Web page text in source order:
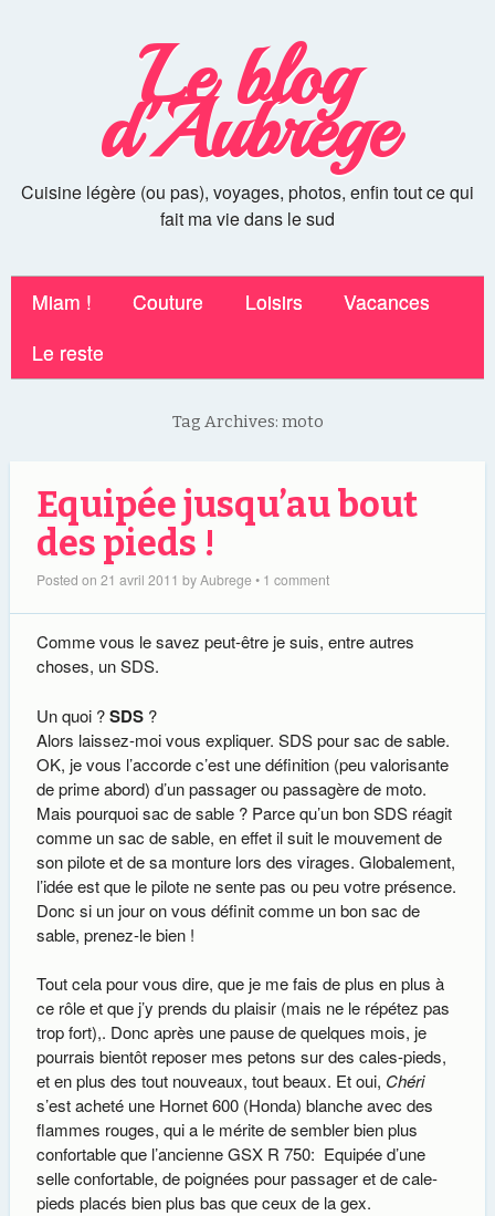
Le blog
d'Aubrege
Cuisine légère (ou pas), voyages, photos, enfin tout ce qui
fait ma vie dans le sud
Miam ! Couture Loisirs
Vacances
Le reste
Tag Archives: moto
Equipée jusqu’au bout
des pieds !
Posted on 21 avril 2011 byAubrege • 1 comment
Comme vous le savez peut-être je suis, entre autres
choses, un SDS.
Un quoi ?SDS ?
Alors laissez-moi vous expliquer. SDS pour sac de sable.
OK, je vous l’accorde c’est une définition (peu valorisante
de prime abord) d’un passager ou passagère de moto.
Mais pourquoi sac de sable ? Parce qu’un bon SDS réagit
comme un sac de sable, en effet il suit le mouvement de
son pilote et de sa monture lors des virages. Globalement,
l’idée est que le pilote ne sente pas ou peu votre présence.
Donc si un jour on vous définit comme un bon sac de
sable, prenez-le bien !
Tout cela pour vous dire, que je me fais de plus en plus à
ce rôle et que j’y prends du plaisir (mais ne le répétez pas
trop fort),. Donc après une pause de quelques mois, je
pourrais bientôt reposer mes petons sur des cales-pieds,
et en plus des tout nouveaux, tout beaux. Et oui, Chéri
s’est acheté une Hornet 600 (Honda) blanche avec des
flammes rouges, qui a le mérite de sembler bien plus
confortable que l’ancienne GSX R 750: Equipée d’une
selle confortable, de poignées pour passager et de cale-
pieds placés bien plus bas que ceux de la gex.